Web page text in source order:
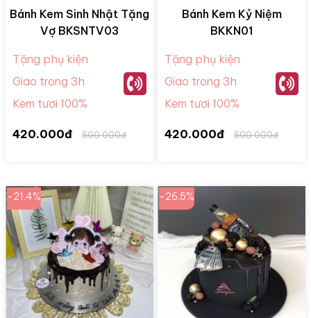
Bánh Kem Sinh Nhật Tặng
Vợ BKSNTV03
Tặng phụ kiện
Giao trong 3h
Kem tươi 100%
420.000đ 500.000đ
Bánh Kem Kỷ Niệm
BKKN01
Tặng phụ kiện
Giao trong 3h
Kem tươi 100%
420.000đ 500.000đ
-21.4% -26.5%